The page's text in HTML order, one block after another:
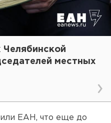
Челябинской
местных
ЕАН, что еще до